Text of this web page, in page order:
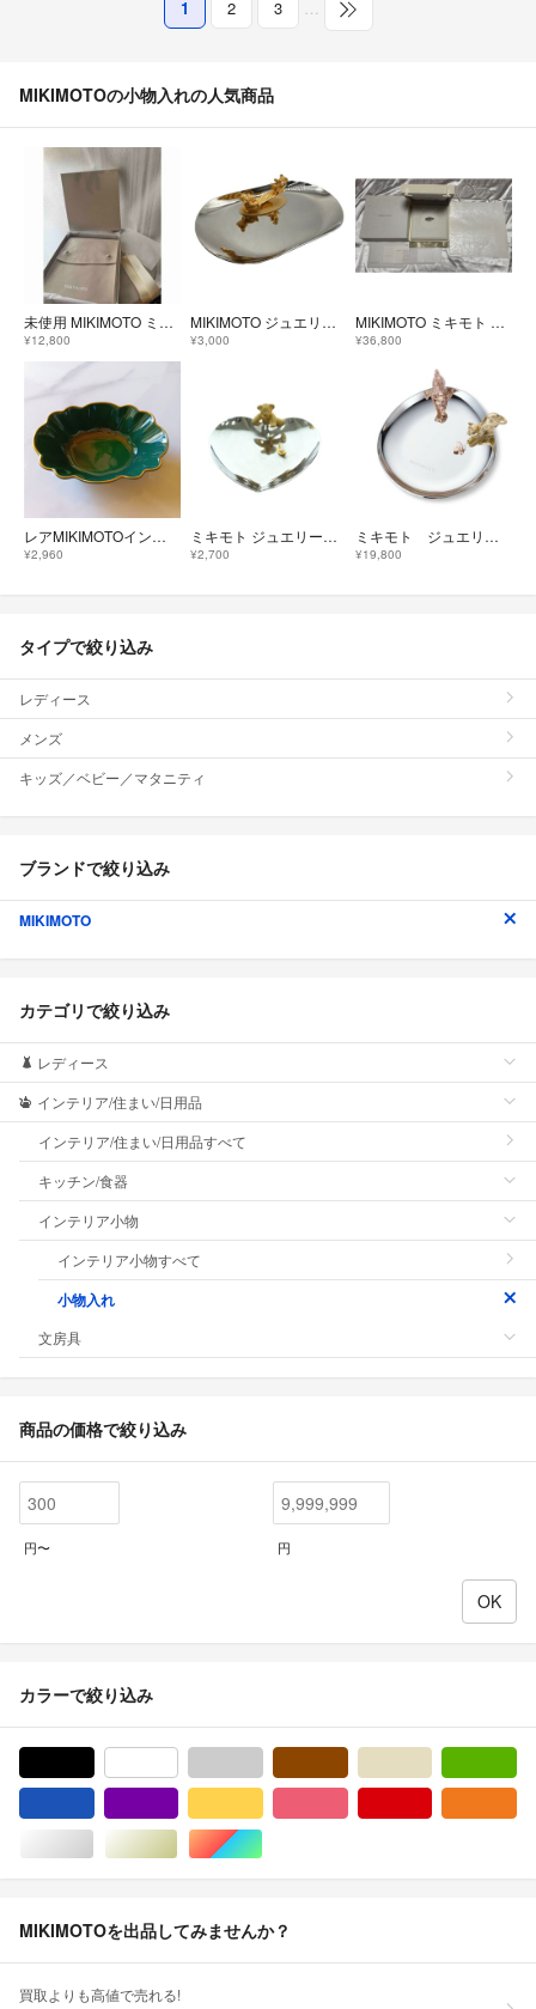
1 2 3 …
MIKIMOTOの小物入れの人気商品
未使用 MIKIMOTO ミキモト 高級パール用ジュエリーボックス
¥12,800
MIKIMOTO ジュエリートレイ パール付き♻️中古
¥3,000
MIKIMOTO ミキモト ケース 空箱 ネックレス
¥36,800
レアMIKIMOTOインターナショナルグリーン金彩フリル縁取りトレイ未使用
¥2,960
ミキモト ジュエリートレイ ハート型 真珠飾り テディベア シルバーカラー
¥2,700
ミキモト ジュエリートレイ キャット 猫 オンライン限定
¥19,800
タイプで絞り込み
レディース
メンズ
キッズ／ベビー／マタニティ
ブランドで絞り込み
MIKIMOTO
カテゴリで絞り込み
レディース
インテリア/住まい/日用品
インテリア/住まい/日用品すべて
キッチン/食器
インテリア小物
インテリア小物すべて
小物入れ
文房具
商品の価格で絞り込み
円〜 円
カラーで絞り込み
シルバー/銀色系ゴールド/金色系マルチカラー
MIKIMOTOを出品してみませんか？
買取よりも高値で売れる!